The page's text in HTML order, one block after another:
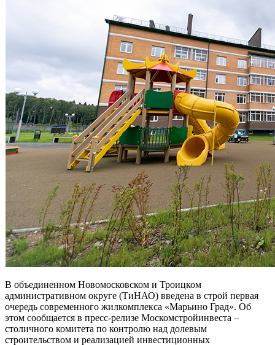
В объединенном Новомосковском и Троицком
административном округе (ТиНАО) введена в строй первая
очередь современного жилкомплекса «Марьино Град». Об
этом сообщается в пресс-релизе Москомстройинвеста –
столичного комитета по контролю над долевым
строительством и реализацией инвестиционных